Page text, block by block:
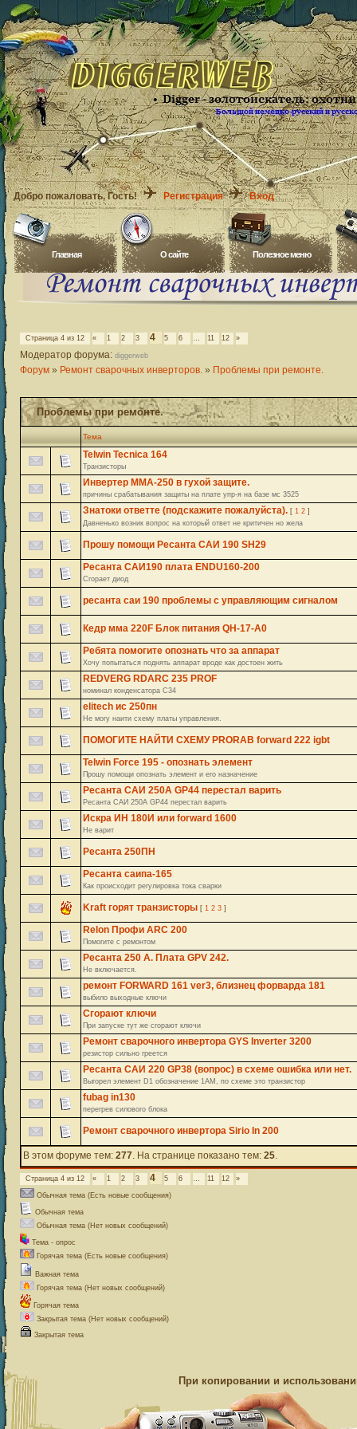
Добро пожаловать, Гость! Регистрация Вход
Главная O сайте Полезное меню
Страница 4 из 12 « 1 2 3 4 5 6 … 11 12 »
Модератор форума: diggerweb
Форум » Ремонт сварочных инверторов. » Проблемы при ремонте.
Проблемы при ремонте.
Тема
Telwin Tecnica 164
Транзисторы
Инвертер ММА-250 в гухой защите.
причины срабатывания защиты на плате упр-я на базе мс 3525
Знатоки ответте (подскажите пожалуйста). [ 1 2 ]
Давненько возник вопрос на который ответ не критичен но жела
Прошу помощи Ресанта САИ 190 SH29
Ресанта САИ190 плата ENDU160-200
Сгорает диод
ресанта саи 190 проблемы с управляющим сигналом
Кедр мма 220F Блок питания QH-17-A0
Ребята помогите опознать что за аппарат
Хочу попытаться поднять аппарат вроде как достоен жить
REDVERG RDARC 235 PROF
номинал конденсатора C34
elitech ис 250пн
Не могу наити схему платы управления.
ПОМОГИТЕ НАЙТИ СХЕМУ PRORAB forward 222 igbt
Telwin Force 195 - опознать элемент
Прошу помощи опознать элемент и его назначение
Ресанта САИ 250А GP44 перестал варить
Ресанта САИ 250А GP44 перестал варить
Искра ИН 180И или forward 1600
Не варит
Ресанта 250ПН
Ресанта саипа-165
Как происходит регулировка тока сварки
Kraft горят транзисторы [ 1 2 3 ]
Relon Профи ARC 200
Помогите с ремонтом
Ресанта 250 А. Плата GPV 242.
Не включается.
ремонт FORWARD 161 ver3, близнец форварда 181
выбило выходные ключи
Сгорают ключи
При запуске тут же сгорают ключи
Ремонт сварочного инвертора GYS Inverter 3200
резистор сильно греется
Ресанта САИ 220 GP38 (вопрос) в схеме ошибка или нет.
Выгорел элемент D1 обозначение 1АМ, по схеме это транзистор
fubag in130
перегрев силового блока
Ремонт сварочного инвертора Sirio In 200
В этом форуме тем: 277. На странице показано тем: 25.
Страница 4 из 12 « 1 2 3 4 5 6 … 11 12 »
Обычная тема (Есть новые сообщения)
Обычная тема
Обычная тема (Нет новых сообщений)
Тема - опрос
Горячая тема (Есть новые сообщения)
Важная тема
Горячая тема (Нет новых сообщений)
Горячая тема
Закрытая тема (Нет новых сообщений)
Закрытая тема
При копировании и